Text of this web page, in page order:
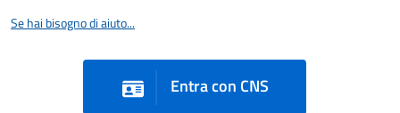
Se hai bisogno di aiuto...
Entra con CNS